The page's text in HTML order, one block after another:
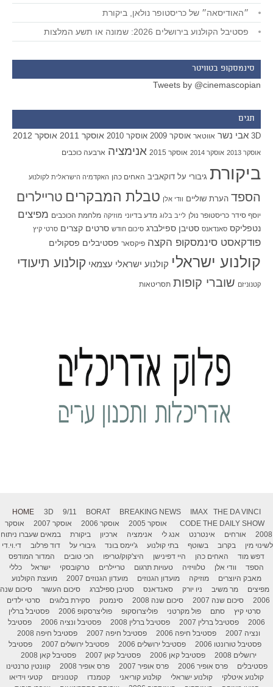
״האודיסאה״ של כריסטופר נולאן, ביקורת
פסטיבל הקולנוע בירושלים 2026: שמונה או תשע המלצות
סינמסקופ בטוויטר
Tweets by @cinemascopian
תגים
3D אבי נשר אווטאר אוסקר 2009 אוסקר 2010 אוסקר 2011 אוסקר 2012
אוסקר 2013 אוסקר 2014 אוסקר 2015 אנימציה ארבעה כוכבים
ביקורת גיבורי על דוקאביב האחים כהן האקדמיה הישראלית לקולנוע
הספד הערת שוליים וודי אלן טבלת המבקרים טריילרים
יוסף סידר כריסטופר נולן לייב בלוג מדע בדיוני מוזיקה מלחמת הכוכבים מפיצים
נטפליקס סאנדאנס סטיבן ספילברג סיכום חודש סרטים קצרים סרטי קיץ
פודקאסט סינמסקופ הקצה פיקסאר פסטיבלים פסקולים
קולנוע ישראלי קולנוע ישראלי עצמאי קולנוע תיעודי
קטנוניזם שוברי קופות תסריטאות
HOME 3D 9/11 BORAT BREAKING NEWS IMAX
THE DA VINCI
CODE THE DAILY SHOW אוסקר 2005 אוסקר 2006 אוסקר 2007
אוסקר
2008
אורחים אינטרנט אנג לי אנימציה ארכיון ביקורת
במאים שעברו ניתוח
לשינוי מין
בקרוב בשוטף בתי קולנוע ג'יימס בונד גיבורי על דוד פרלוב
די.וי.די
דפש מוד
האחים כהן היי דפינישן היצ'קוק/טריפו הכי טובים
המדור המודפס
הספד
וודי אלן טלוויזיה טעויות תרגום טריילרים טרקובסקי ישראל
כללי
מאבק היוצרים
מוזיקה מועדון הגנוזים מועדון הגנוזים 2007
מועצת הקולנוע
מפיצים
מר משיב ניו יורק סאנדאנס סטיבן ספילברג סיכום העשור
סיכום שנה
2006
סיכום שנה 2007 סיכום שנה 2008 סינמטק סקירת בלוגים
סרטי ילדים
סרטי קיץ
סתם פול מקרטני פוליצרוסקופ פוליצרסקופ 2006
פסטיבל ברלין
2006
פסטיבל ברלין 2007 פסטיבל ברלין 2008 פסטיבל ונציה 2006
פסטיבל
ונציה 2007
פסטיבל חיפה 2006 פסטיבל חיפה 2007
פסטיבל חיפה 2008
פסטיבל טורונטו 2006
פסטיבל ירושלים 2006 פסטיבל ירושלים 2007
פסטיבל
ירושלים 2008
פסטיבל קאן 2006 פסטיבל קאן 2007
פסטיבל קאן 2008
פסטיבלים
פרס אופיר 2006 פרס אופיר 2007 פרס אופיר 2008
קוונטין טרנטינו
קולנוע איטלקי
קולנוע ישראלי קולנוע קוריאני קטמנדו קטנוניזם
קטעי וידיאו